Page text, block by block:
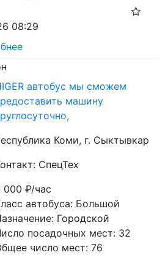
08:29
автобус мы сможем
машину
Коми, г. Сыктывкар
СпецТех
000₽/час
автобуса: Большой
Городской
посадочных мест: 32
число мест: 76